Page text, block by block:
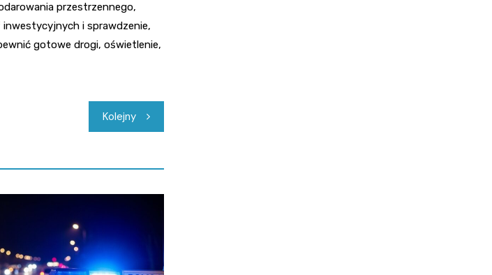
przestrzennego,
i sprawdzenie,
gotowe drogi, oświetlenie,
Kolejny